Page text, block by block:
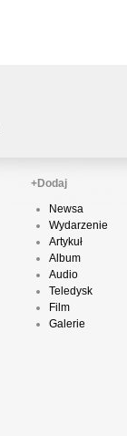
+Dodaj
Newsa
Wydarzenie
Artykuł
Album
Audio
Teledysk
Film
Galerie